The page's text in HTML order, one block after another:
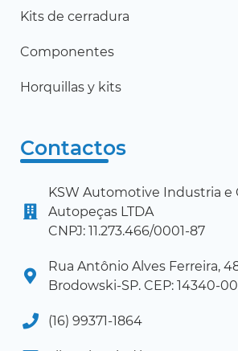
Kits de cerradura
Componentes
Horquillas y kits
Contactos
KSW Automotive Industria e
Autopeças LTDA
CNPJ: 11.273.466/0001-87
Rua Antônio Alves Ferreira,
Brodowski-SP. CEP: 14340-
(16) 99371-1864